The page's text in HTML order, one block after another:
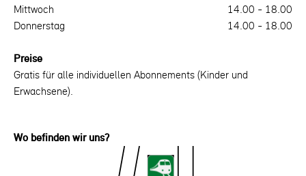
Mittwoch
14.00 - 18.00
Donnerstag
14.00 - 18.00
Preise
Gratis für alle individuellen Abonnements (Kinder und
Erwachsene).
Wo befinden wir uns?